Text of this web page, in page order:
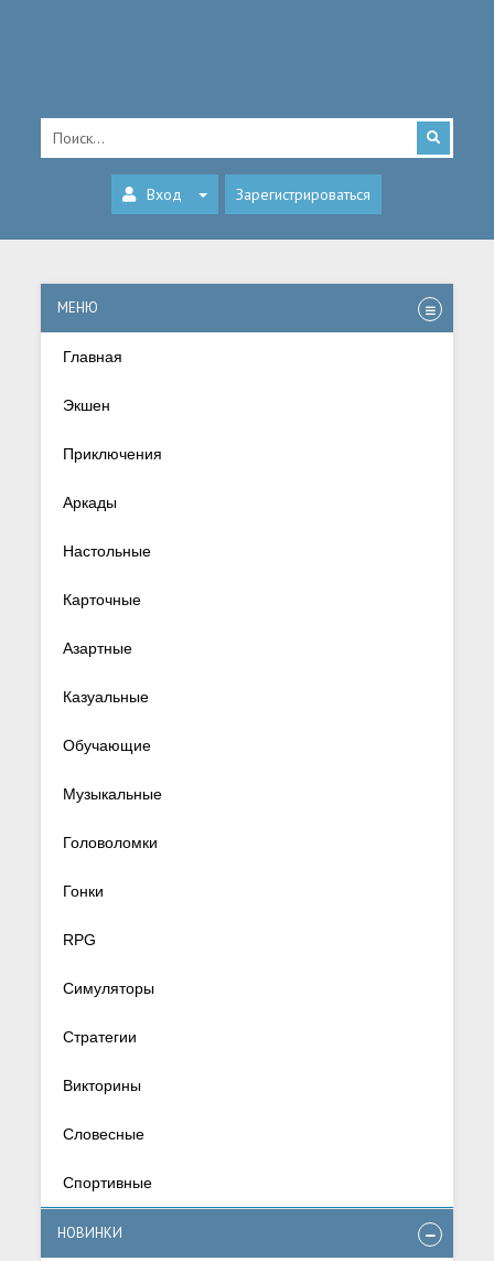
Вход Зарегистрироваться
МЕНЮ
Главная
Экшен
Приключения
Аркады
Настольные
Карточные
Азартные
Казуальные
Обучающие
Музыкальные
Головоломки
Гонки
RPG
Симуляторы
Стратегии
Викторины
Словесные
Спортивные
НОВИНКИ